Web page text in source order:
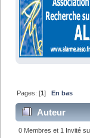
Pages: [1] En bas
Auteur
sondes Lofric
0 Membres et 1 Invité